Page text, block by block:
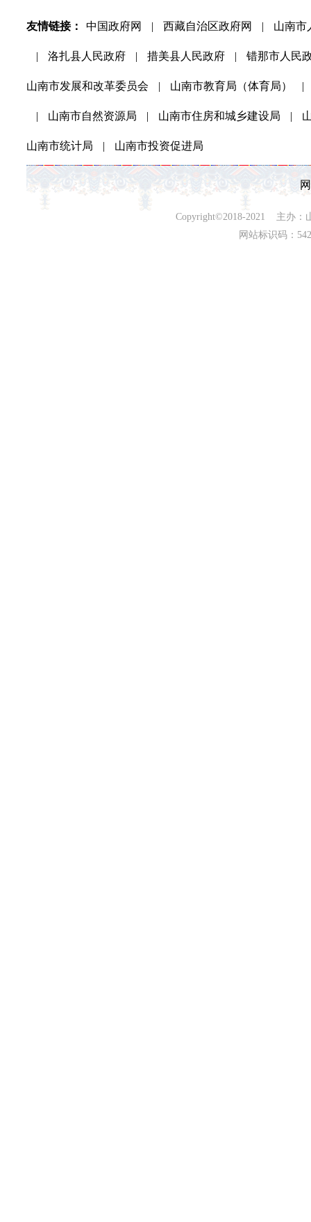
友情链接： 中国政府网 | 西藏自治区政府网 | 山南市
| 洛扎县人民政府 | 措美县人民政府 | 错那市人民
山南市发展和改革委员会 | 山南市教育局（体育局） |
| 山南市自然资源局 | 山南市住房和城乡建设局 |
山南市统计局 | 山南市投资促进局
Copyright©2018-2021 主办：
网站标识码：